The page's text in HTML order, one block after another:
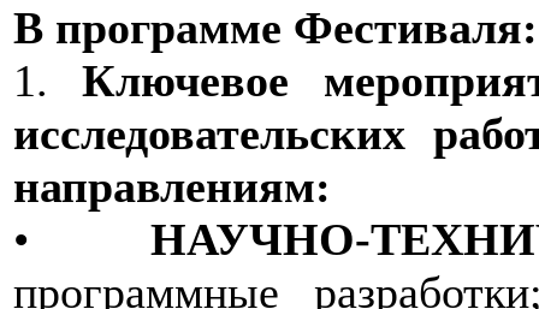
В программе Фестиваля:
1.Ключевое
исследовательских
направлениям:
• НАУЧНО-
программные